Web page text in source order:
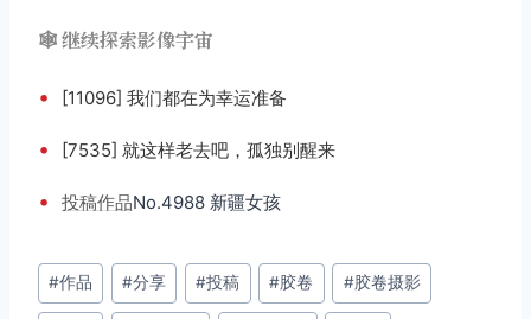
🕸️ 继续探索影像宇宙
• [11096] 我们都在为幸运准备
• [7535] 就这样老去吧，孤独别醒来
• 投稿作品No.4988 新疆女孩
文
章
#作品 #分享 #投稿 #胶卷 #胶卷摄影